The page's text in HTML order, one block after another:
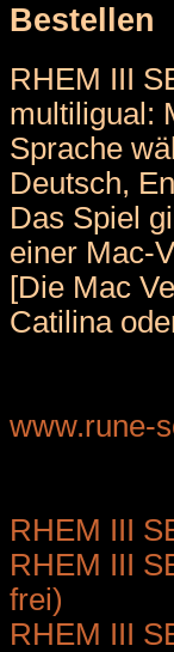
Bestellen
RHEM III
multiligual:
Sprache
Deutsch,
Das Spiel
einer Mac-
[Die Mac
Catilina
www.rune-
RHEM III
RHEM III
frei)
RHEM III